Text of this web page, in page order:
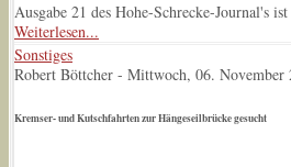
Ausgabe 21 des Hohe-Schrecke-Journal's
Weiterlesen...
Sonstiges
Robert Böttcher - Mittwoch, 06. November
Kremser- und Kutschfahrten zur Hängeseilbrücke gesucht